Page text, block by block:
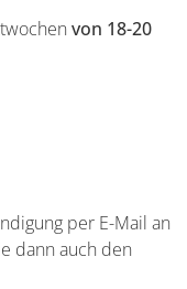
von 18-20
per E-Mail an
dann auch den